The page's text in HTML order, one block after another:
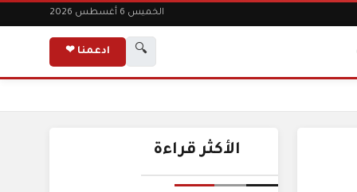
الخميس 6 أغسطس 2026
🔍 ادعمنا ❤
الأكثر قراءة